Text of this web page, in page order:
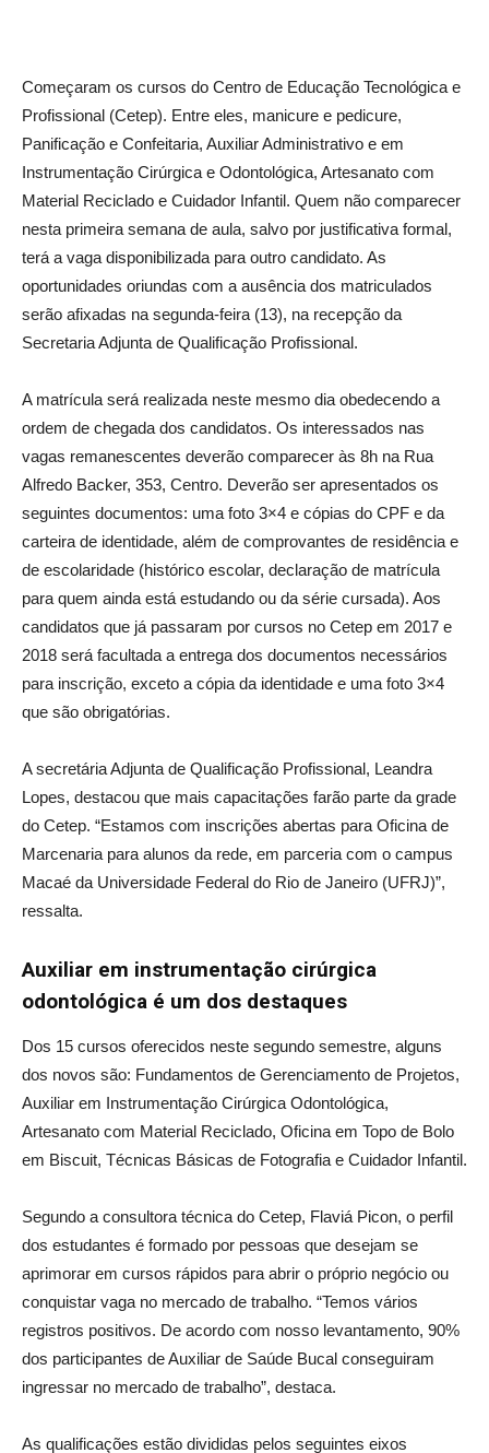
Começaram os cursos do Centro de Educação Tecnológica e
Profissional (Cetep). Entre eles, manicure e pedicure,
Panificação e Confeitaria, Auxiliar Administrativo e em
Instrumentação Cirúrgica e Odontológica, Artesanato com
Material Reciclado e Cuidador Infantil. Quem não comparecer
nesta primeira semana de aula, salvo por justificativa formal,
terá a vaga disponibilizada para outro candidato. As
oportunidades oriundas com a ausência dos matriculados
serão afixadas na segunda-feira (13), na recepção da
Secretaria Adjunta de Qualificação Profissional.
A matrícula será realizada neste mesmo dia obedecendo a
ordem de chegada dos candidatos. Os interessados nas
vagas remanescentes deverão comparecer às 8h na Rua
Alfredo Backer, 353, Centro. Deverão ser apresentados os
seguintes documentos: uma foto 3×4 e cópias do CPF e da
carteira de identidade, além de comprovantes de residência e
de escolaridade (histórico escolar, declaração de matrícula
para quem ainda está estudando ou da série cursada). Aos
candidatos que já passaram por cursos no Cetep em 2017 e
2018 será facultada a entrega dos documentos necessários
para inscrição, exceto a cópia da identidade e uma foto 3×4
que são obrigatórias.
A secretária Adjunta de Qualificação Profissional, Leandra
Lopes, destacou que mais capacitações farão parte da grade
do Cetep. “Estamos com inscrições abertas para Oficina de
Marcenaria para alunos da rede, em parceria com o campus
Macaé da Universidade Federal do Rio de Janeiro (UFRJ)”,
ressalta.
Auxiliar em instrumentação cirúrgica
odontológica é um dos destaques
Dos 15 cursos oferecidos neste segundo semestre, alguns
dos novos são: Fundamentos de Gerenciamento de Projetos,
Auxiliar em Instrumentação Cirúrgica Odontológica,
Artesanato com Material Reciclado, Oficina em Topo de Bolo
em Biscuit, Técnicas Básicas de Fotografia e Cuidador Infantil.
Segundo a consultora técnica do Cetep, Flaviá Picon, o perfil
dos estudantes é formado por pessoas que desejam se
aprimorar em cursos rápidos para abrir o próprio negócio ou
conquistar vaga no mercado de trabalho. “Temos vários
registros positivos. De acordo com nosso levantamento, 90%
dos participantes de Auxiliar de Saúde Bucal conseguiram
ingressar no mercado de trabalho”, destaca.
As qualificações estão divididas pelos seguintes eixos